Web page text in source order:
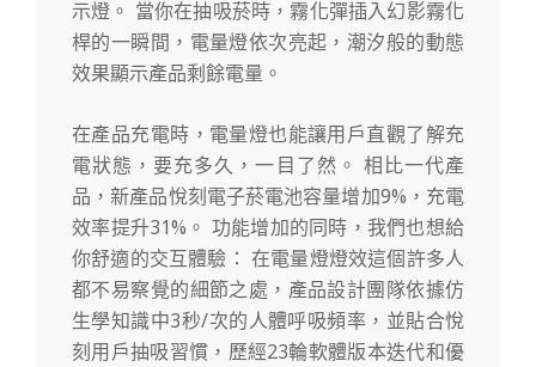
示燈。 當你在抽吸菸時，霧化彈插入幻影霧化
桿的一瞬間，電量燈依次亮起，潮汐般的動態
效果顯示產品剩餘電量。
在產品充電時，電量燈也能讓用戶直觀了解充
電狀態，要充多久，一目了然。 相比一代產
品，新產品悅刻電子菸電池容量增加9%，充電
效率提升31%。 功能增加的同時，我們也想給
你舒適的交互體驗： 在電量燈燈效這個許多人
都不易察覺的細節之處，產品設計團隊依據仿
生學知識中3秒/次的人體呼吸頻率，並貼合悅
刻用戶抽吸習慣，歷經23輪軟體版本迭代和優